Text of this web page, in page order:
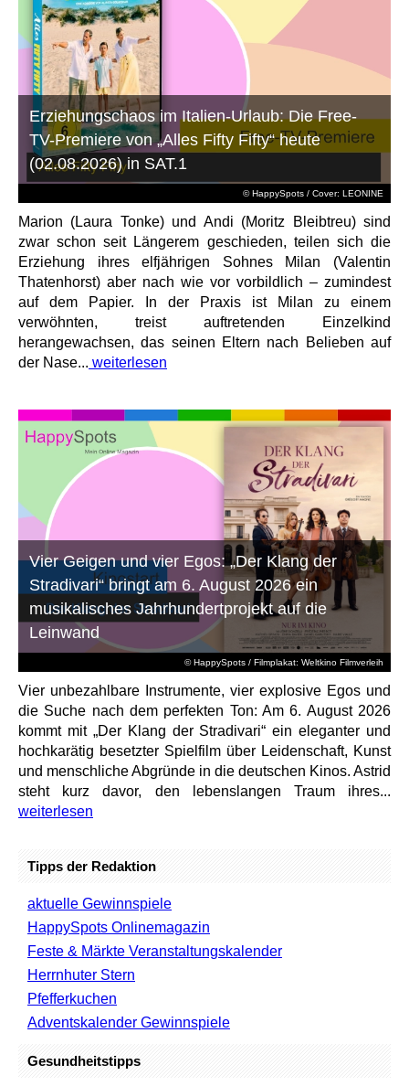
© HappySpots / Cover: LEONINE
Erziehungschaos im Italien-Urlaub: Die Free-
TV-Premiere von „Alles Fifty Fifty“ heute
(02.08.2026) in SAT.1
Marion (Laura Tonke) und Andi (Moritz Bleibtreu) sind
zwar schon seit Längerem geschieden, teilen sich die
Erziehung ihres elfjährigen Sohnes Milan (Valentin
Thatenhorst) aber nach wie vor vorbildlich – zumindest
auf dem Papier. In der Praxis ist Milan zu einem
verwöhnten, treist auftretenden Einzelkind
herangewachsen, das seinen Eltern nach Belieben auf
der Nase... weiterlesen
© HappySpots / Filmplakat: Weltkino Filmverleih
Vier Geigen und vier Egos: „Der Klang der
Stradivari“ bringt am 6. August 2026 ein
musikalisches Jahrhundertprojekt auf die
Leinwand
Vier unbezahlbare Instrumente, vier explosive Egos und
die Suche nach dem perfekten Ton: Am 6. August 2026
kommt mit „Der Klang der Stradivari“ ein eleganter und
hochkarätig besetzter Spielfilm über Leidenschaft, Kunst
und menschliche Abgründe in die deutschen Kinos. Astrid
steht kurz davor, den lebenslangen Traum ihres...
weiterlesen
Tipps der Redaktion
aktuelle Gewinnspiele
HappySpots Onlinemagazin
Feste & Märkte Veranstaltungskalender
Herrnhuter Stern
Pfefferkuchen
Adventskalender Gewinnspiele
Gesundheitstipps